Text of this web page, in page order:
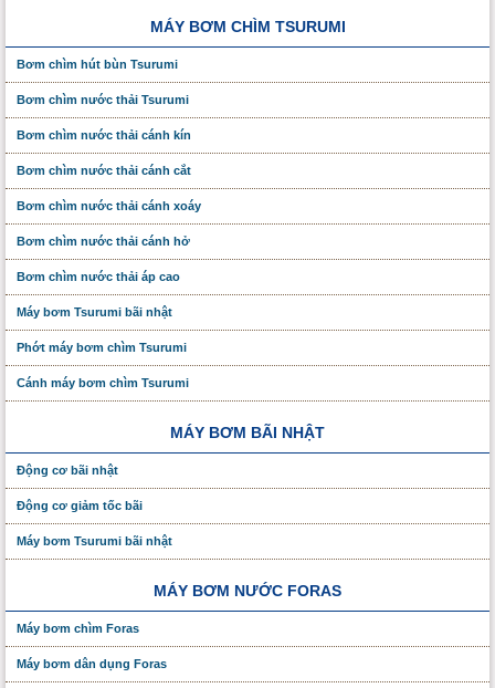
MÁY BƠM CHÌM TSURUMI
Bơm chìm hút bùn Tsurumi
Bơm chìm nước thải Tsurumi
Bơm chìm nước thải cánh kín
Bơm chìm nước thải cánh cắt
Bơm chìm nước thải cánh xoáy
Bơm chìm nước thải cánh hở
Bơm chìm nước thải áp cao
Máy bơm Tsurumi bãi nhật
Phớt máy bơm chìm Tsurumi
Cánh máy bơm chìm Tsurumi
MÁY BƠM BÃI NHẬT
Động cơ bãi nhật
Động cơ giảm tốc bãi
Máy bơm Tsurumi bãi nhật
MÁY BƠM NƯỚC FORAS
Máy bơm chìm Foras
Máy bơm dân dụng Foras